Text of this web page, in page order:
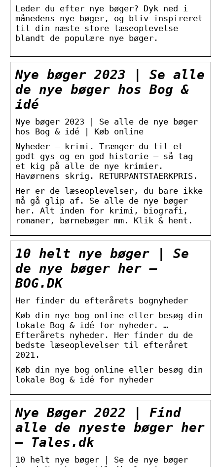
Leder du efter nye bøger? Dyk ned i
månedens nye bøger, og bliv inspireret
til din næste store læseoplevelse
blandt de populære nye bøger.
Nye bøger 2023 | Se alle
de nye bøger hos Bog &
idé
Nye bøger 2023 | Se alle de nye bøger
hos Bog & idé | Køb online
Nyheder – krimi. Trænger du til et
godt gys og en god historie – så tag
et kig på alle de nye krimier.
Havørnens skrig. RETURPANTSTAERKPRIS.
Her er de læseoplevelser, du bare ikke
må gå glip af. Se alle de nye bøger
her. Alt inden for krimi, biografi,
romaner, børnebøger mm. Klik & hent.
10 helt nye bøger | Se
de nye bøger her –
BOG.DK
Her finder du efterårets bognyheder
Køb din nye bog online eller besøg din
lokale Bog & idé for nyheder. …
Efterårets nyheder. Her finder du de
bedste læseoplevelser til efteråret
2021.
Køb din nye bog online eller besøg din
lokale Bog & idé for nyheder
Nye Bøger 2022 | Find
alle de nyeste bøger her
– Tales.dk
10 helt nye bøger | Se de nye bøger